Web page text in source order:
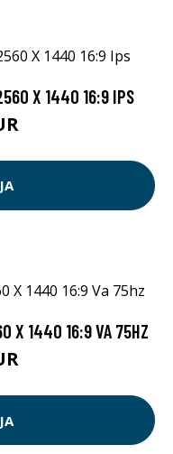
X 1440 16:9 IPS
X 1440 16:9 VA 75HZ